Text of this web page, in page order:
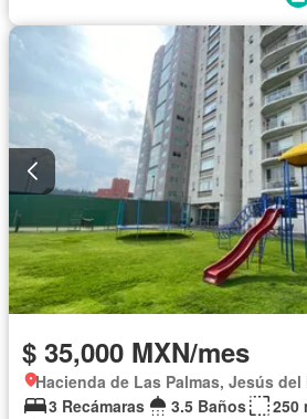
Acceso para personas con
Bodega Jacuzzi
Cancha de tenis
Asador
Zonas
Caseta de vigilancia
Recámara con
Vista panorámica
Sauna Conserje
$ 35,000 MXN/mes
Hacienda de Las Palmas, Jesús del
3 Recámaras
3.5 Baños
250